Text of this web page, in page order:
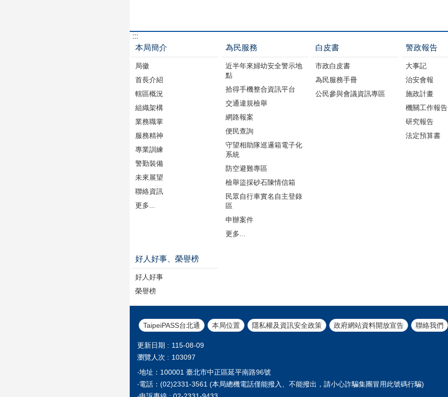
:::
本局簡介
局徽
首長介紹
轄區概況
組織架構
業務職掌
服務精神
專業訓練
警勤裝備
未來展望
聯絡資訊
更多...
為民服務
近半年來婦幼安全警示地
點
拾得手機整合資訊平台
交通違規檢舉
網路報案
便民查詢
守望相助隊巡邏箱電子化
系統
防空避難專區
檢舉盜採砂石陳情信箱
民眾自行車實名自主登錄
區
申辦案件
更多...
白皮書
市政白皮書
為民服務手冊
公民參與會議資訊專區
警政報告
大事記
治安會報
施政計畫
機關工作報告
研究報告
法定預算書
好人好事、榮譽榜
好人好事
榮譽榜
TaipeiPASS台北通 本局位置 隱私權及資訊安全政策 政府網站資料開放宣告 聯絡我們
更新日期
115-08-09
瀏覽人次
103097
‧地址：100001 臺北市中正區延平南路96號
‧電話：(02)2331-3561 (本局總機電話僅能撥入、不能撥出，請小心詐騙集團冒用此號碼行騙)